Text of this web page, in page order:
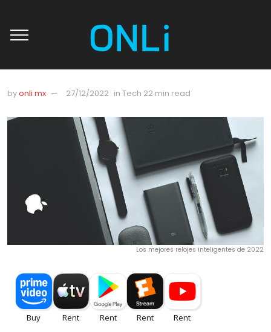
byonli mx 27/12/2022 in Tech 22 min read
Los mejores relojes inteligentes de 2022